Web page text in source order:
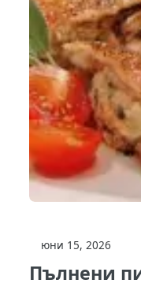
юни 15, 2026
Пълнени